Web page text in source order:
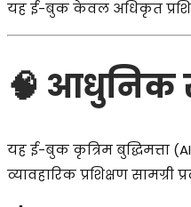
यह ई-बुक केवल अधिकृत
🧠 आधुनिक
यह ई-बुक कृत्रिम बुद्धिमत्ता
व्यावहारिक प्रशिक्षण सामग्री